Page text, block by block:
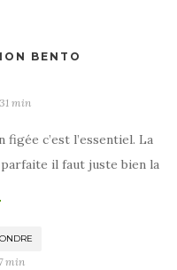
BENTO
min
c’est l’essentiel. La
il faut juste bien la
min